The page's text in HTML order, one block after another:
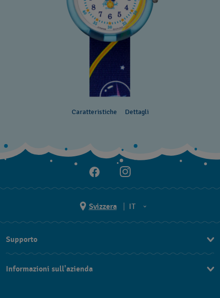
Caratteristiche Dettagli
Svizzera
IT
EN
Supporto
Informazioni sull'azienda